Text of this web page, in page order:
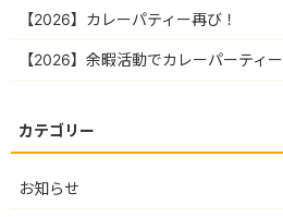
【2026】カレーパティー再び！
【2026】余暇活動でカレーパーティー
お知らせ